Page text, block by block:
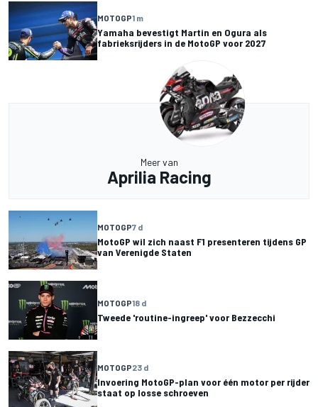
MOTOGP1 m
Yamaha bevestigt Martin en Ogura als
fabrieksrijders in de MotoGP voor 2027
Meer van
Aprilia Racing
MOTOGP7 d
MotoGP wil zich naast F1 presenteren tijdens GP
van Verenigde Staten
MOTOGP18 d
Tweede 'routine-ingreep' voor Bezzecchi
MOTOGP23 d
Invoering MotoGP-plan voor één motor per rijder
staat op losse schroeven